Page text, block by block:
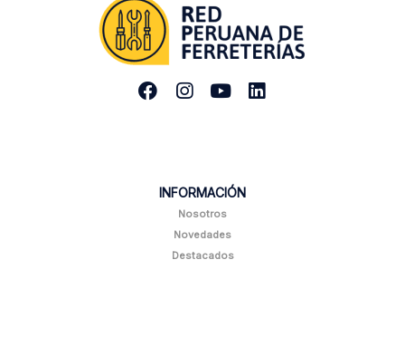
INFORMACIÓN
Nosotros
Novedades
Destacados